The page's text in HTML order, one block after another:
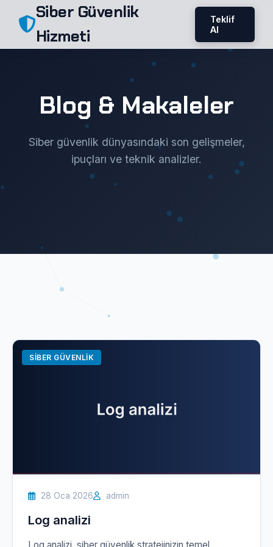
Siber Güvenlik
Hizmeti
Teklif
Al
Blog & Makaleler
Siber güvenlik dünyasındaki son gelişmeler,
ipuçları ve teknik analizler.
SIBER GÜVENLIK
28 Oca 2026 admin
Log analizi